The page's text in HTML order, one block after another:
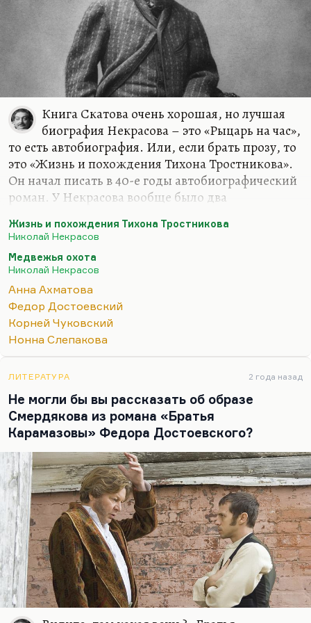
Книга Скатова очень хорошая, но лучшая
биография Некрасова – это «Рыцарь на час»,
то есть автобиография. Или, если брать прозу, то
это «Жизнь и похождения Тихона Тростникова».
Он начал писать в 40-е годы автобиографический
роман. У Некрасова вообще было два
автобиографический прозаический роман «Жизнь
и похождения Тихона Тростникова» и
неоконченная великолепная по эскизам драма в
стихах «Медвежья охота», где он выносит
приговор поколению и где медвежья охота
вырастает до такого масштабного символа.
Только у Тендрякова в рассказе «Охота» она была
так же интерпретирована. Такая охота на своих,
Про Некрасова мог написать только Некрасов.…
Жизнь и похождения Тихона Тростникова
Николай Некрасов
Медвежья охота
Николай Некрасов
Анна Ахматова
Федор Достоевский
Корней Чуковский
Нонна Слепакова
ЛИТЕРАТУРА 2 года назад
Не могли бы вы рассказать об образе
Смердякова из романа «Братья
Карамазовы» Федора Достоевского?